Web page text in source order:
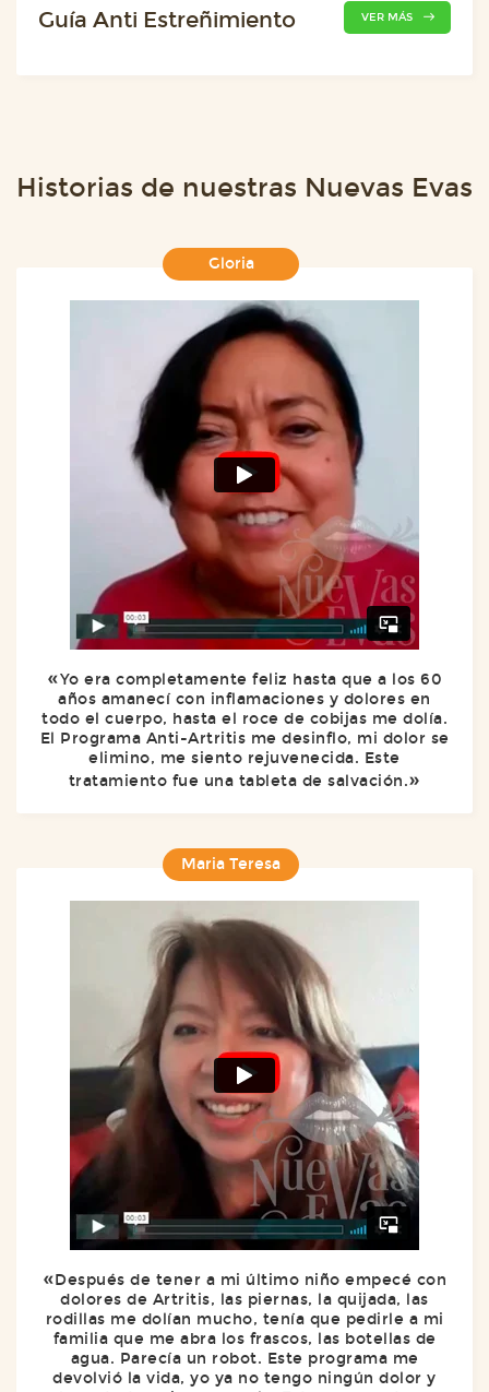
Guía Anti Estreñimiento VER MÁS
Historias de nuestras Nuevas Evas
Gloria
Yo era completamente feliz hasta que a los 60
años amanecí con inflamaciones y dolores en
todo el cuerpo, hasta el roce de cobijas me dolía.
El Programa Anti-Artritis me desinflo, mi dolor se
elimino, me siento rejuvenecida. Este
tratamiento fue una tableta de salvación.
Maria Teresa
Después de tener a mi último niño empecé con
dolores de Artritis, las piernas, la quijada, las
rodillas me dolían mucho, tenía que pedirle a mi
familia que me abra los frascos, las botellas de
agua. Parecía un robot. Este programa me
devolvió la vida, yo ya no tengo ningún dolor y